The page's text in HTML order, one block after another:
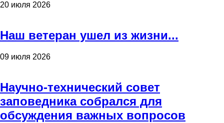
20 июля 2026
Наш ветеран ушел из жизни...
09 июля 2026
Научно-технический совет
заповедника собрался для
обсуждения важных вопросов